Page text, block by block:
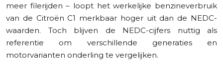
meer filerijden – loopt het werkelijke benzineverbruik
van de Citroën C1 merkbaar hoger uit dan de NEDC-
waarden. Toch blijven de NEDC-cijfers nuttig als
referentie om verschillende generaties en
motorvarianten onderling te vergelijken.